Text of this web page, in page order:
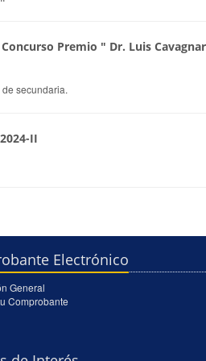
Premio " Dr. Luis
secundaria.
II
Electrónico
General
Comprobante